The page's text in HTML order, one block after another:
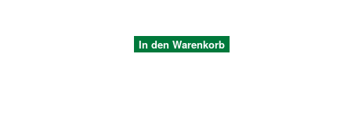
In den Warenkorb